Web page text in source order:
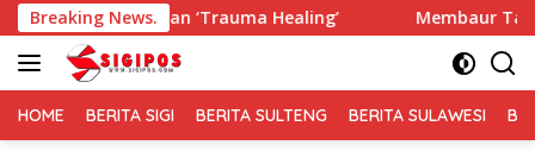
Langsung
ke
konten
Breaking News.
‘Trauma Healing’ Membaur Tanpa Sekat, Fadlin
HOME BERITA SIGI BERITA SULTENG BERITA SULAWESI